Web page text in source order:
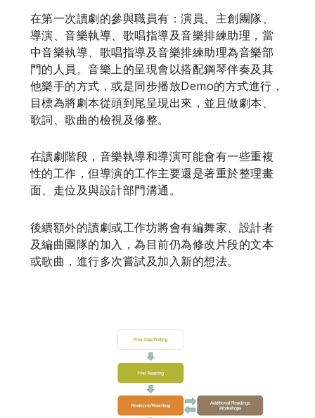
在第一次讀劇的參與職員有：演員、主創團隊、
導演、音樂執導、歌唱指導及音樂排練助理，當
中音樂執導、歌唱指導及音樂排練助理為音樂部
門的人員。音樂上的呈現會以搭配鋼琴伴奏及其
他樂手的方式，或是同步播放Demo的方式進行，
目標為將劇本從頭到尾呈現出來，並且做劇本、
歌詞、歌曲的檢視及修整。
在讀劇階段，音樂執導和導演可能會有一些重複
性的工作，但導演的工作主要還是著重於整理畫
面、走位及與設計部門溝通。
後續額外的讀劇或工作坊將會有編舞家、設計者
及編曲團隊的加入，為目前仍為修改片段的文本
或歌曲，進行多次嘗試及加入新的想法。